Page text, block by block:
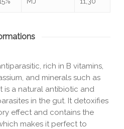
rich in B vitamins,
and minerals such as
is a natural antibiotic and
in the gut. It detoxifies
effect and contains the
makes it perfect to